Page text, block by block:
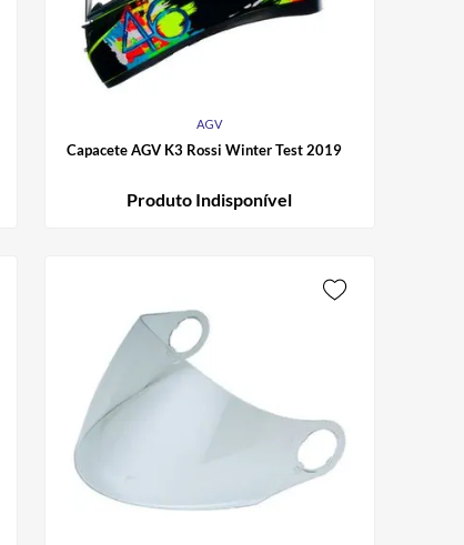
AGV
Capacete AGV K3 Rossi Winter Test 2019
Produto Indisponível